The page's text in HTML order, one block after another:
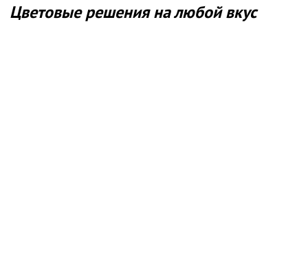
Цветовые решения на любой вкус